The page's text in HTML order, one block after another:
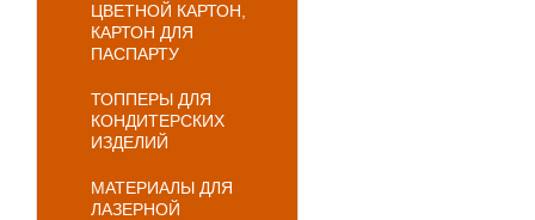
ЦВЕТНОЙ КАРТОН,
КАРТОН ДЛЯ
ПАСПАРТУ
ТОППЕРЫ ДЛЯ
КОНДИТЕРСКИХ
ИЗДЕЛИЙ
МАТЕРИАЛЫ ДЛЯ
ЛАЗЕРНОЙ